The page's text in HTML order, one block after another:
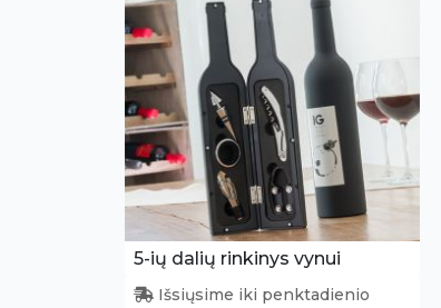
5-ių dalių rinkinys vynui
Išsiųsime iki penktadienio